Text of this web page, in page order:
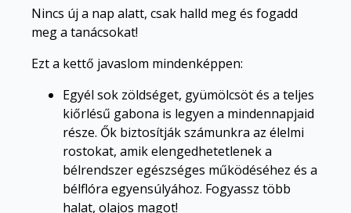
Nincs új a nap alatt, csak halld meg és fogadd
meg a tanácsokat!
Ezt a kettő javaslom mindenképpen:
Egyél sok zöldséget, gyümölcsöt és a teljes
kiőrlésű gabona is legyen a mindennapjaid
része. Ők biztosítják számunkra az élelmi
rostokat, amik elengedhetetlenek a
bélrendszer egészséges működéséhez és a
bélflóra egyensúlyához. Fogyassz több
halat, olajos magot!